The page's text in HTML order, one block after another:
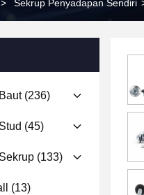
> Sekrup Penyadapan Sendiri
(236)
(45)
(133)
(13)